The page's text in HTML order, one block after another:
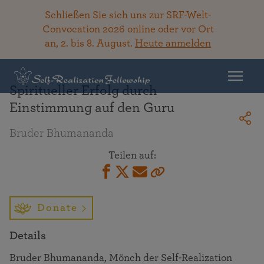
Schließen Sie sich uns zur SRF-Welt-
Convocation 2026 online oder vor Ort
an, 2. bis 8. August. Heute anmelden
Spiritueller Erfolg durch
Einstimmung auf den Guru
Bruder Bhumananda
Teilen auf:
Donate
Details
Bruder Bhumananda, Mönch der Self-Realization